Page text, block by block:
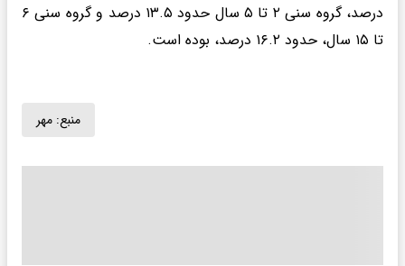
درصد، گروه سنی ۲ تا ۵ سال حدود ۱۳.۵ درصد و گروه سنی ۶
تا ۱۵ سال، حدود ۱۶.۲ درصد، بوده است.
منبع: مهر